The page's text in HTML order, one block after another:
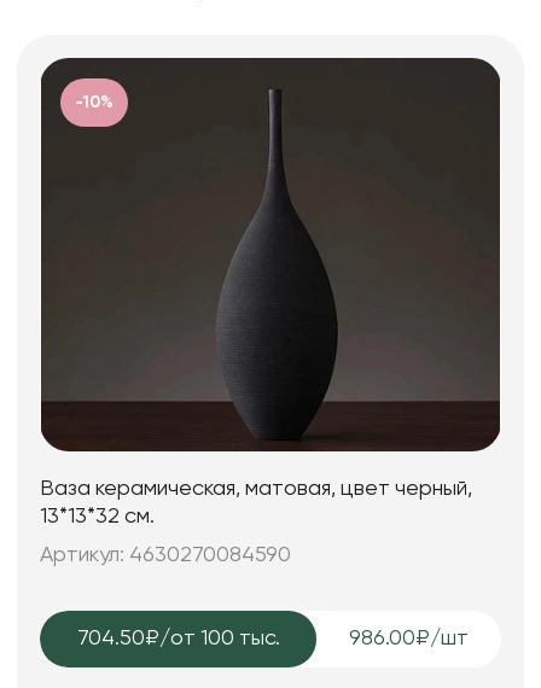
-10%
Ваза керамическая, матовая, цвет черный,
13*13*32 см.
Артикул: 4630270084590
704.50₽/от 100 тыс. 986.00₽/шт